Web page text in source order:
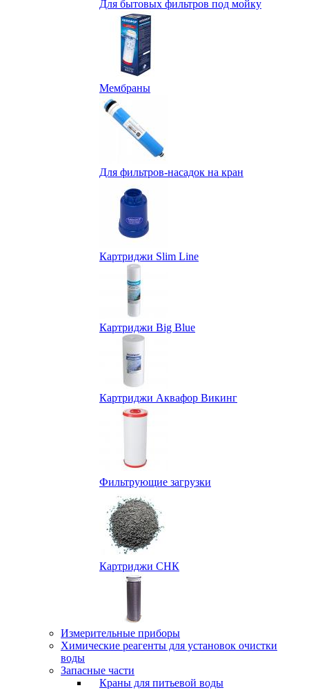
Для бытовых фильтров под мойку
Мембраны
Для фильтров-насадок на кран
Картриджи Slim Line
Картриджи Big Blue
Картриджи Аквафор Викинг
Фильтрующие загрузки
Картриджи СНК
Измерительные приборы
Химические реагенты для установок очистки
воды
Запасные части
Краны для питьевой воды